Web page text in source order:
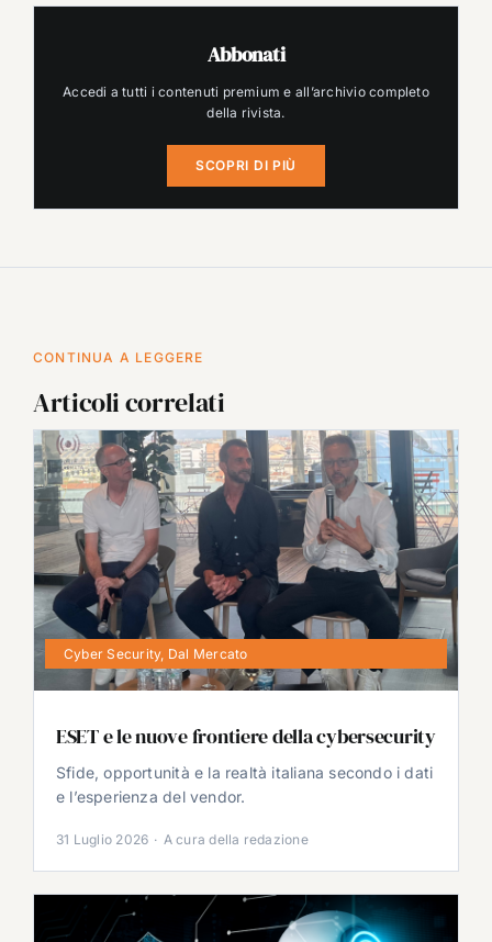
Abbonati
Accedi a tutti i contenuti premium e all’archivio completo
della rivista.
SCOPRI DI PIÙ
CONTINUA A LEGGERE
Articoli correlati
Cyber Security, Dal Mercato
ESET e le nuove frontiere della cybersecurity
Sfide, opportunità e la realtà italiana secondo i dati
e l’esperienza del vendor.
31 Luglio 2026 · A cura della redazione